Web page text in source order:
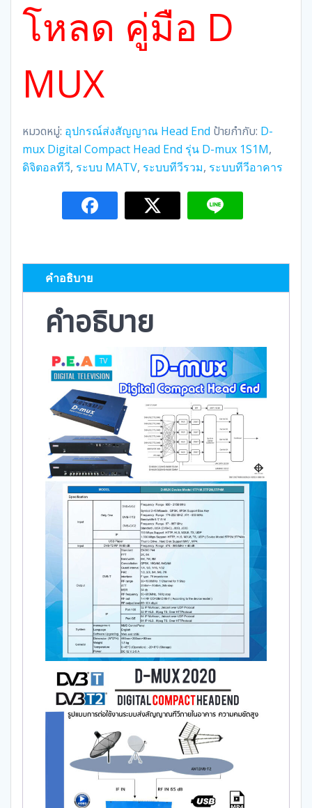
โหลด คู่มือ D
MUX
หมวดหมู่: อุปกรณ์ส่งสัญญาณ Head End ป้ายกำกับ: D-
mux Digital Compact Head End รุ่น D-mux 1S1M,
ดิจิตอลทีวี, ระบบ MATV, ระบบทีวีรวม, ระบบทีวีอาคาร
คำอธิบาย
คำอธิบาย